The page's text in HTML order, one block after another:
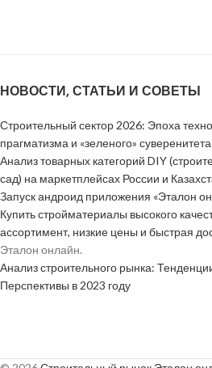
НОВОСТИ, СТАТЬИ И СОВЕТЫ
Строительный сектор 2026: Эпоха
прагматизма и «зеленого» суверенитета
Анализ товарных категорий DIY
сад) на маркетплейсах России и
Запуск андроид приложения «Эталон
Купить стройматериалы высокого
ассортимент, низкие цены и быстрая
Эталон онлайн.
Анализ строительного рынка:
Перспективы в 2023 году